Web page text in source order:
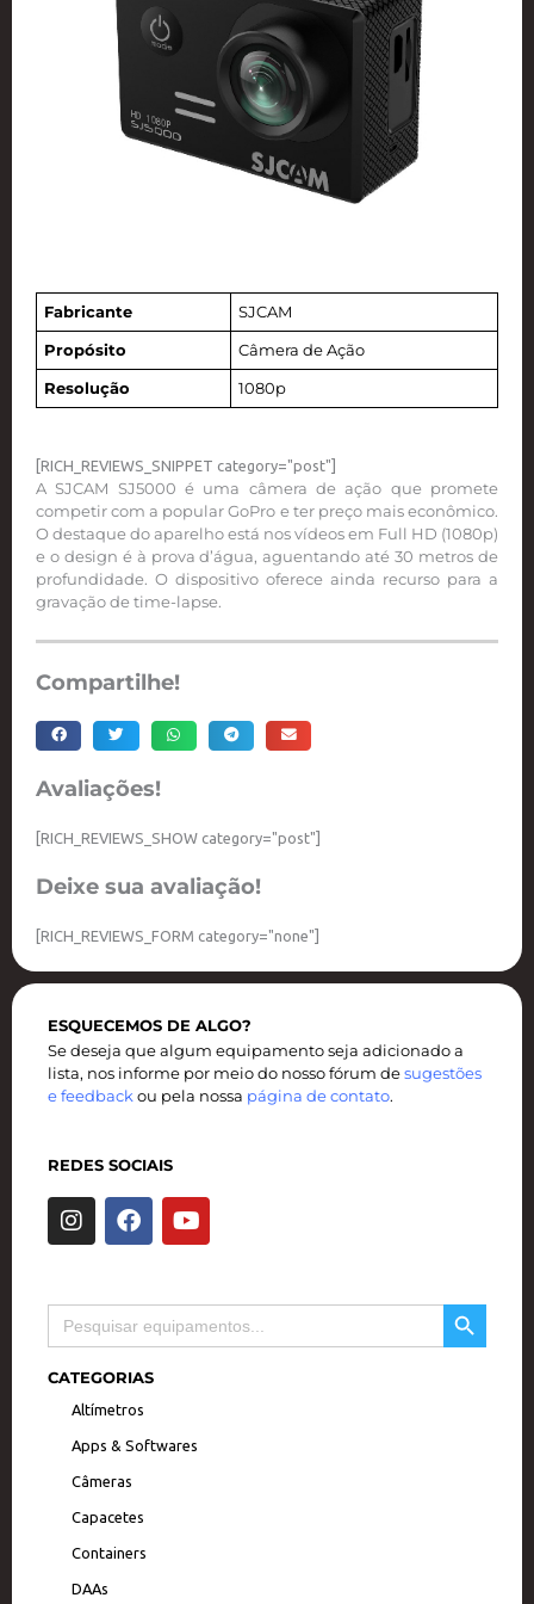
Fabricante SJCAM
Propósito Câmera de Ação
Resolução 1080p
[RICH_REVIEWS_SNIPPET category="post"]
A SJCAM SJ5000 é uma câmera de ação que promete
competir com a popular GoPro e ter preço mais econômico.
O destaque do aparelho está nos vídeos em Full HD (1080p)
e o design é à prova d’água, aguentando até 30 metros de
profundidade. O dispositivo oferece ainda recurso para a
gravação de time-lapse.
Compartilhe!
Avaliações!
[RICH_REVIEWS_SHOW category="post"]
Deixe sua avaliação!
[RICH_REVIEWS_FORM category="none"]
ESQUECEMOS DE ALGO?
Se deseja que algum equipamento seja adicionado a
lista, nos informe por meio do nosso fórum de sugestões
e feedback ou pela nossa página de contato.
REDES SOCIAIS
I
n
a
g
r
a
m
F
a
b
o
o
k
Y
o
u
b
e
Search
for:
SEARCH BUTTON
CATEGORIAS
Altímetros
Apps & Softwares
Câmeras
Capacetes
Containers
DAAs